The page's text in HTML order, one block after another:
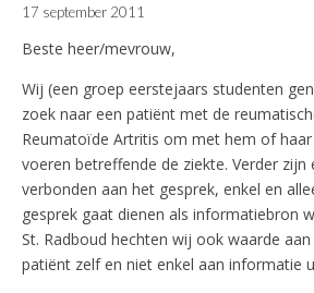
17 september 2011
Beste heer/mevrouw,
Wij (een groep eerstejaars studenten
zoek naar een patiënt met de
Reumatoïde Artritis om met hem of
voeren betreffende de ziekte. Verder zijn
verbonden aan het gesprek, enkel en
gesprek gaat dienen als informatiebron
St. Radboud hechten wij ook waarde
patiënt zelf en niet enkel aan informatie